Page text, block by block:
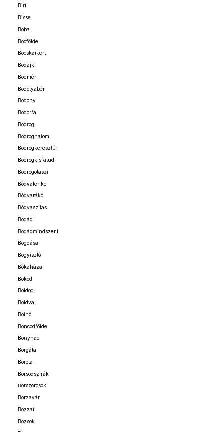
Biri
Bisse
Boba
Bocfölde
Bocskaikert
Bodajk
Bodmér
Bodolyabér
Bodony
Bodorfa
Bodrog
Bodroghalom
Bodrogkeresztúr
Bodrogkisfalud
Bodrogolaszi
Bódvalenke
Bódvarákó
Bódvaszilas
Bogád
Bogádmindszent
Bogdása
Bogyiszló
Bókaháza
Bokod
Boldog
Boldva
Bolhó
Boncodfölde
Bonyhád
Borgáta
Borota
Borsodszirák
Borszörcsök
Borzavár
Bozzai
Bozsok